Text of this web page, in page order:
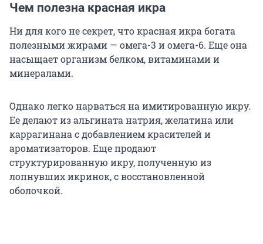
Чем полезна красная икра
Ни для кого не секрет, что красная икра богата
полезными жирами — омега-3 и омега-6. Еще она
насыщает организм белком, витаминами и
минералами.
Однако легко нарваться на имитированную икру.
Ее делают из альгината натрия, желатина или
каррагинана с добавлением красителей и
ароматизаторов. Еще продают
структурированную икру, полученную из
лопнувших икринок, с восстановленной
оболочкой.